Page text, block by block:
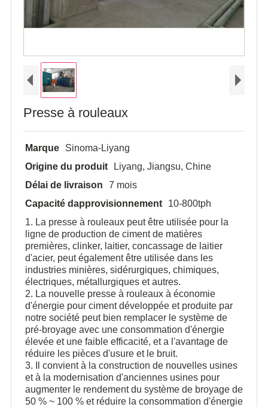
Presse à rouleaux
Marque
Sinoma-Liyang
Origine du produit
Liyang, Jiangsu, Chine
Délai de livraison
7 mois
Capacité dapprovisionnement
10-800tph
1. La presse à rouleaux peut être utilisée pour la
ligne de production de ciment de matières
premières, clinker, laitier, concassage de laitier
d'acier, peut également être utilisée dans les
industries minières, sidérurgiques, chimiques,
électriques, métallurgiques et autres.
2. La nouvelle presse à rouleaux à économie
d'énergie pour ciment développée et produite par
notre société peut bien remplacer le système de
pré-broyage avec une consommation d'énergie
élevée et une faible efficacité, et a l'avantage de
réduire les pièces d'usure et le bruit.
3. Il convient à la construction de nouvelles usines
et à la modernisation d'anciennes usines pour
augmenter le rendement du système de broyage de
50 % ~ 100 % et réduire la consommation d'énergie